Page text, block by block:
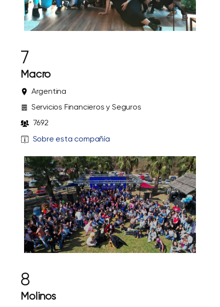
7
Macro
Argentina
Servicios Financieros y Seguros
7692
Sobre esta compañía
8
Molinos